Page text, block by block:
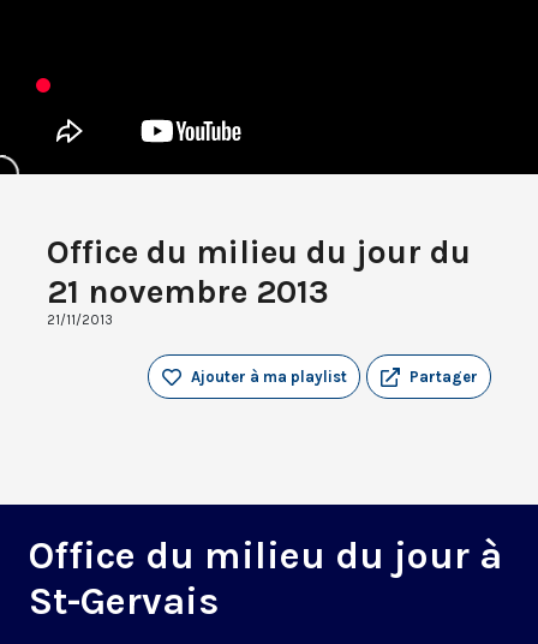
Office du milieu du jour du
21 novembre 2013
21/11/2013
Partager
Ajouter à ma playlist
Office du milieu du jour à
St-Gervais